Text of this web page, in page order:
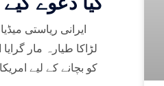
ایرانی ریاستی
لڑاکا طیارہ مار